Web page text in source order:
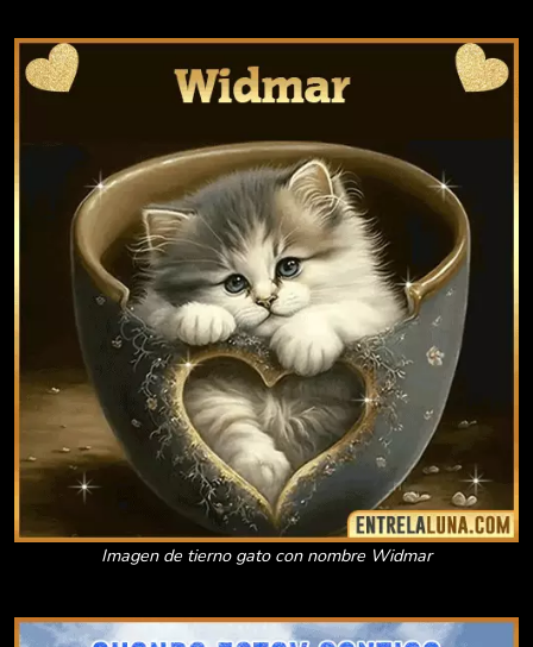
Imagen de tierno gato con nombre Widmar